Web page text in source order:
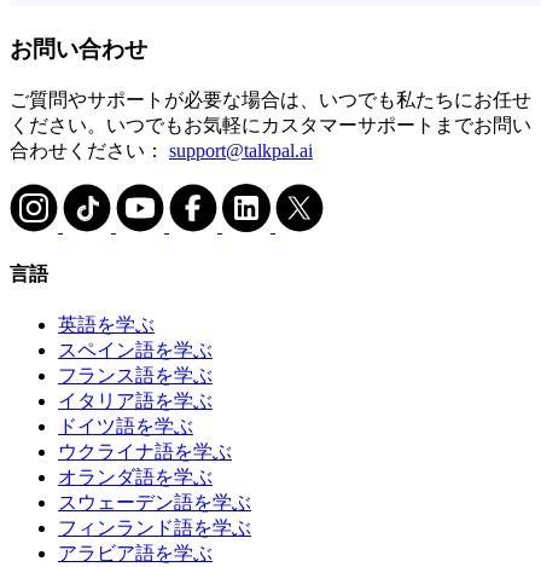
お問い合わせ
ご質問やサポートが必要な場合は、いつでも私たちにお任せ
ください。いつでもお気軽にカスタマーサポートまでお問い
合わせください： support@talkpal.ai
言語
英語を学ぶ
スペイン語を学ぶ
フランス語を学ぶ
イタリア語を学ぶ
ドイツ語を学ぶ
ウクライナ語を学ぶ
オランダ語を学ぶ
スウェーデン語を学ぶ
フィンランド語を学ぶ
アラビア語を学ぶ